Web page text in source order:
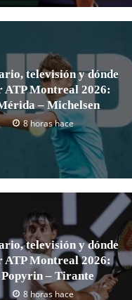
televisión y dónde
ATP Montreal 2026:
– Michelsen
8 horas hace
televisión y dónde
ATP Montreal 2026:
Popyrin – Tirante
8 horas hace